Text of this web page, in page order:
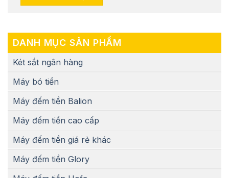
DANH MỤC SẢN PHẨM
Két sắt ngân hàng
Máy bó tiền
Máy đếm tiền Balion
Máy đếm tiền cao cấp
Máy đếm tiền giá rẻ khác
Máy đếm tiền Glory